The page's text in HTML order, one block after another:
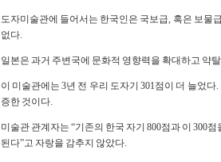
도자미술관에 들어서는 한국인은 국보급, 혹은 보물
없다.
일본은 과거 주변국에 문화적 영향력을 확대하고 약
이 미술관에는 3년 전 우리 도자기 301점이 더 늘었
증한 것이다.
미술관 관계자는 “기존의 한국 자기 800점과 이 300
된다”고 자랑을 감추지 않았다.